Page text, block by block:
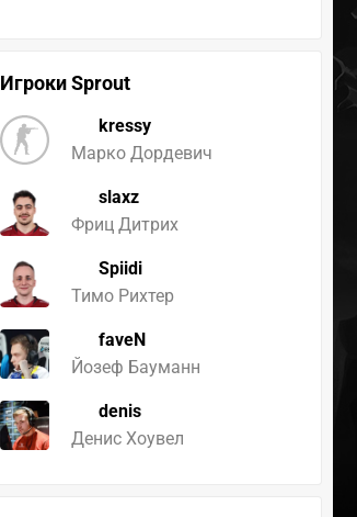
Игроки Sprout
kressy
Марко Дордевич
slaxz
Фриц Дитрих
Spiidi
Тимо Рихтер
faveN
Йозеф Бауманн
denis
Денис Хоувел